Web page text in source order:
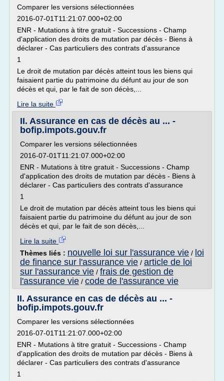
Comparer les versions sélectionnées
2016-07-01T11:21:07.000+02:00
ENR - Mutations à titre gratuit - Successions - Champ
d'application des droits de mutation par décès - Biens à
déclarer - Cas particuliers des contrats d'assurance
1
Le droit de mutation par décès atteint tous les biens qui
faisaient partie du patrimoine du défunt au jour de son
décès et qui, par le fait de son décès,...
Lire la suite
II. Assurance en cas de décès au ... -
bofip.impots.gouv.fr
Comparer les versions sélectionnées
2016-07-01T11:21:07.000+02:00
ENR - Mutations à titre gratuit - Successions - Champ
d'application des droits de mutation par décès - Biens à
déclarer - Cas particuliers des contrats d'assurance
1
Le droit de mutation par décès atteint tous les biens qui
faisaient partie du patrimoine du défunt au jour de son
décès et qui, par le fait de son décès,...
Lire la suite
Thèmes liés : nouvelle loi sur l'assurance vie / loi
de finance sur l'assurance vie / article de loi
sur l'assurance vie / frais de gestion de
l'assurance vie / code de l'assurance vie
II. Assurance en cas de décès au ... -
bofip.impots.gouv.fr
Comparer les versions sélectionnées
2016-07-01T11:21:07.000+02:00
ENR - Mutations à titre gratuit - Successions - Champ
d'application des droits de mutation par décès - Biens à
déclarer - Cas particuliers des contrats d'assurance
1